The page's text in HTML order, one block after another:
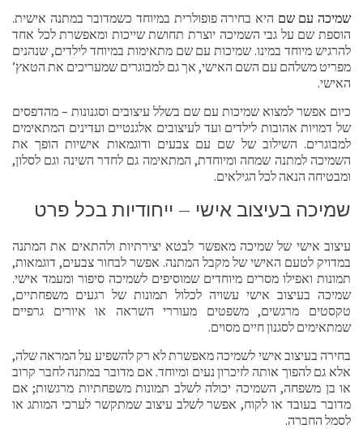
שמיכה עם שם היא בחירה פופולרית במיוחד כשמדובר במתנה אישית.
הוספת שם על גבי השמיכה יוצרת תחושת שייכות ומאפשרת לכל אחד
להרגיש מיוחד במינו. שמיכות עם שם מתאימות במיוחד לילדים, שנהנים
מפריט משלהם עם השם האישי, אך גם למבוגרים שמעריכים את הטאץ’
האישי.
כיום אפשר למצוא שמיכות עם שם בשלל עיצובים וסגנונות – מהדפסים
של דמויות אהובות לילדים ועד לעיצובים אלגנטיים ועדינים המתאימים
למבוגרים. השילוב של שם עם צבעים ודוגמאות אישיות הופך את
השמיכה למתנה שמחה ומיוחדת, המתאימה גם לחדר השינה וגם לסלון,
ומבטיחה הנאה לכל הגילאים.
שמיכה בעיצוב אישי – ייחודיות בכל פרט
עיצוב אישי של שמיכה מאפשר לבטא יצירתיות ולהתאים את המתנה
במדויק לטעם האישי של מקבל המתנה. אפשר לבחור צבעים, דוגמאות,
תמונות ואפילו מסרים מיוחדים שמוסיפים לשמיכה סיפור ומעמד אישי.
שמיכה בעיצוב אישי עשויה לכלול תמונות של רגעים משפחתיים,
טקסטים מרגשים, משפטים מעוררי השראה או איורים גרפיים
שמתאימים לסגנון חיים מסוים.
בחירה בעיצוב אישי לשמיכה מאפשרת לא רק להשפיע על המראה שלה,
אלא גם להפוך אותה לזיכרון נעים ומיוחד. אם מדובר במתנה לחבר קרוב
או בן משפחה, השמיכה יכולה לשלב תמונות משפחתיות מרגשות; אם
מדובר בעובד או לקוח, אפשר לשלב עיצוב שמתקשר לערכי המותג או
לסמל החברה.